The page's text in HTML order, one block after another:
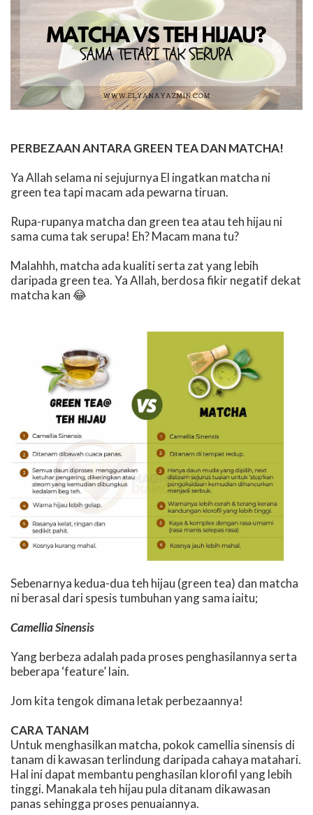
PERBEZAAN ANTARA GREEN TEA DAN MATCHA!
Ya Allah selama ni sejujurnya El ingatkan matcha ni
green tea tapi macam ada pewarna tiruan.
Rupa-rupanya matcha dan green tea atau teh hijau ni
sama cuma tak serupa! Eh? Macam mana tu?
Malahhh, matcha ada kualiti serta zat yang lebih
daripada green tea. Ya Allah, berdosa fikir negatif dekat
matcha kan😂
Sebenarnya kedua-dua teh hijau (green tea) dan matcha
ni berasal dari spesis tumbuhan yang sama iaitu;
Camellia Sinensis
Yang berbeza adalah pada proses penghasilannya serta
beberapa ‘feature’ lain.
Jom kita tengok dimana letak perbezaannya!
CARA TANAM
Untuk menghasilkan matcha, pokok camellia sinensis di
tanam di kawasan terlindung daripada cahaya matahari.
Hal ini dapat membantu penghasilan klorofil yang lebih
tinggi. Manakala teh hijau pula ditanam dikawasan
panas sehingga proses penuaiannya.